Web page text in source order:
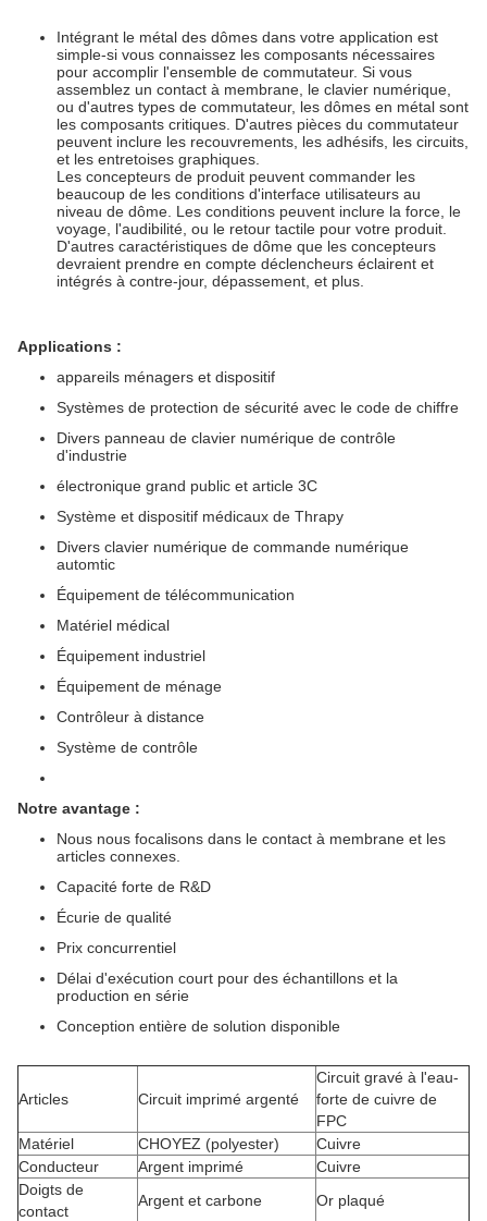
Intégrant le métal des dômes dans votre application est
simple-si vous connaissez les composants nécessaires
pour accomplir l'ensemble de commutateur. Si vous
assemblez un contact à membrane, le clavier numérique,
ou d'autres types de commutateur, les dômes en métal sont
les composants critiques. D'autres pièces du commutateur
peuvent inclure les recouvrements, les adhésifs, les circuits,
et les entretoises graphiques.
Les concepteurs de produit peuvent commander les
beaucoup de les conditions d'interface utilisateurs au
niveau de dôme. Les conditions peuvent inclure la force, le
voyage, l'audibilité, ou le retour tactile pour votre produit.
D'autres caractéristiques de dôme que les concepteurs
devraient prendre en compte déclencheurs éclairent et
intégrés à contre-jour, dépassement, et plus.
Applications :
appareils ménagers et dispositif
Systèmes de protection de sécurité avec le code de chiffre
Divers panneau de clavier numérique de contrôle
d'industrie
électronique grand public et article 3C
Système et dispositif médicaux de Thrapy
Divers clavier numérique de commande numérique
automtic
Équipement de télécommunication
Matériel médical
Équipement industriel
Équipement de ménage
Contrôleur à distance
Système de contrôle
Notre avantage :
Nous nous focalisons dans le contact à membrane et les
articles connexes.
Capacité forte de R&D
Écurie de qualité
Prix concurrentiel
Délai d'exécution court pour des échantillons et la
production en série
Conception entière de solution disponible
Articles Circuit imprimé argenté
Circuit gravé à l'eau-
forte de cuivre de
FPC
Matériel
CHOYEZ (polyester)
Cuivre
Conducteur
Argent imprimé
Cuivre
Doigts de
contact
Argent et carbone
Or plaqué